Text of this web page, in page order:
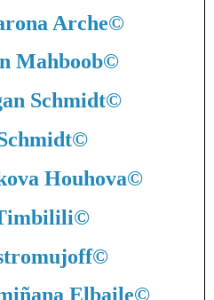
Arche©
Mahboob©
Schmidt©
©
Houhova©
©
©
Elbaile©